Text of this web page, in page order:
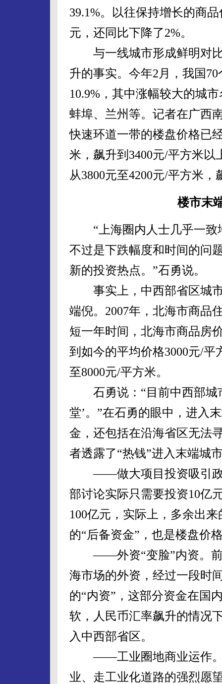
39.1%。以往保持增长的商
元，还同比下降了2%。
与一线城市形成鲜明对比
升的事实。今年2月，我国
10.9%，其中涨幅较大的城
蚌埠、兰州等。记者在广西
快速环道一带的楼盘价格已
米，飙升到3400元/平方米
从3800元至4200元/平方米
楼市末
“上海圈内人士几乎一致
不过是下跌幅度和时间的问
新的投资热点。”石勇说。
事实上，中西部省区城市
端倪。2007年，北海市商品
短一年时间，北海市商品房
到如今的平均价格3000元/平
至8000元/平方米。
石勇说：“目前中西部城
堂’。”在石勇的眼中，进入
金，还包括在沿海省区无法
者透露了“热钱”进入末端城
——做大项目投资吸引政
部讨论实际只需要投资10亿
100亿元，实际上，多余出
的“后备资金”，也是楼盘价
——外资“变脸”内资。前
海市场的外资，经过一段时
的“内资”，这部分资金在国
软，人民币汇率飙升的情况
入中西部省区。
——工业圈地商业运作。“
业、走工业化道路的强烈愿